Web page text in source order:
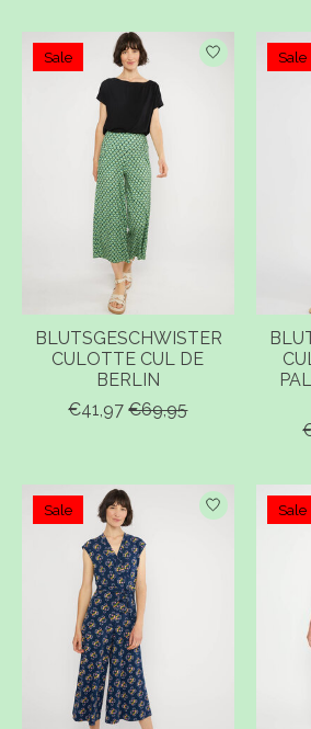
Sale
BLUTSGESCHWISTER
CULOTTE CUL DE
BERLIN
€41,97 €69,95
Sale
Sale Sale